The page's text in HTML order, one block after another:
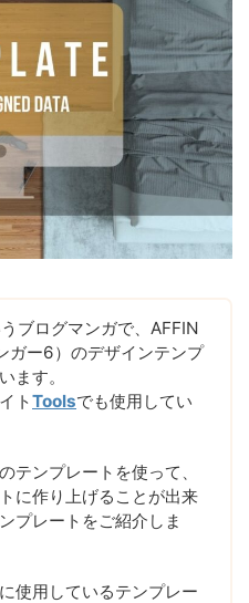
ブログマンガで、AFFIN
ガー6）のデザインテンプ
ます。
トToolsでも使用してい
テンプレートを使って、
に作り上げることが出来
プレートをご紹介しま
使用しているテンプレー